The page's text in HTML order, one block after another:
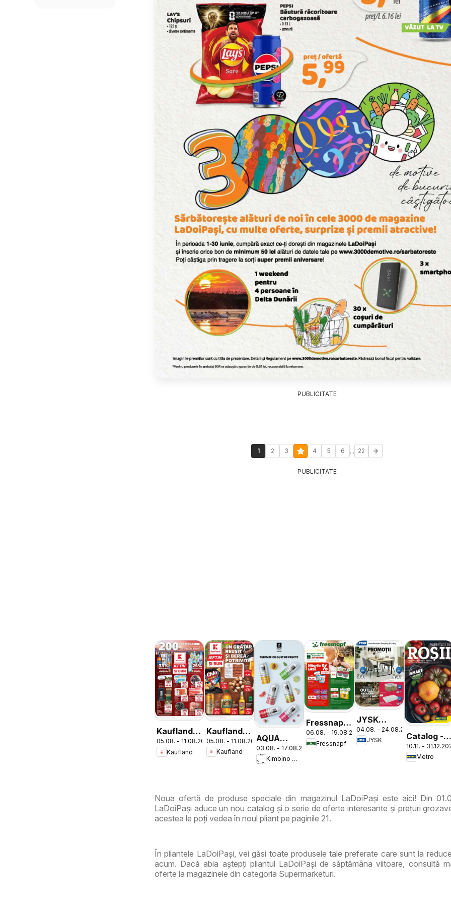
PUBLICITATE
1 2 3 4 5 6 ... 22
PUBLICITATE
Kaufland
Domnesti
05.08. - 11.08.2026
Kaufland
Kaufland
Catalog
Tematic
05.08. - 11.08.2026
Kaufland
AQUA
Carpatica
Flavours
03.08. - 17.08.2026
Kimbino MG - RO
Fressnapf
Catalog
06.08. - 19.08.2026
Fressnapf
JYSK
Catalog
04.08. - 24.08.2026
JYSK
Catalog -
Varietăți
de Roșii
10.11. -
Metro
Noua ofertă de produse speciale din magazinul LaDoiPași este aici! Din
LaDoiPași aduce un nou catalog și o serie de oferte interesante și prețuri
acestea le poți vedea în noul pliant pe paginile 21.
În pliantele LaDoiPași, vei găsi toate produsele tale preferate care sunt la
acum. Dacă abia aștepți pliantul LaDoiPași de săptămâna viitoare, consultă
oferte la magazinele din categoria Supermarketuri.